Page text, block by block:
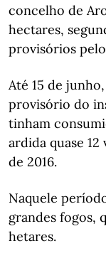
concelho de
hectares,
provisórios
Até 15 de
provisório do
tinham
ardida quase
de 2016.
Naquele
grandes fogos,
hetares.